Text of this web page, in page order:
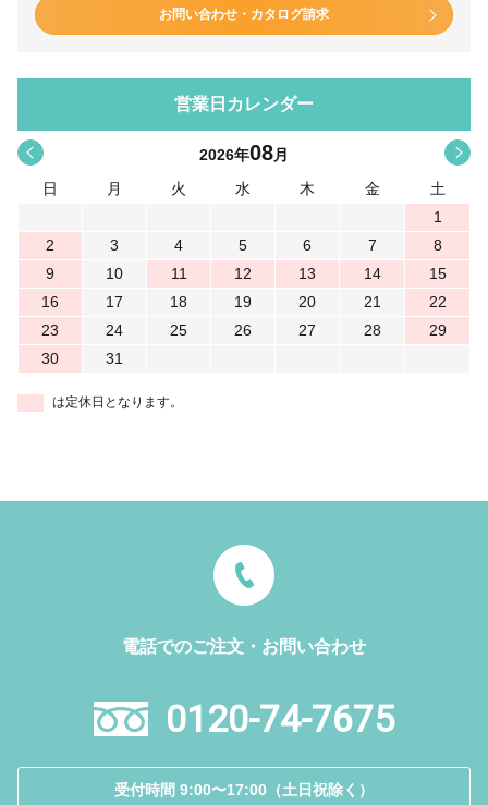
お問い合わせ・カタログ請求
営業日カレンダー
< >
2026年08月
日
月 火 水 木 金
土
1
2
3 4 5 6 7
8
9
10 11 12 13 14
15
16
17 18 19 20 21
22
23
24 25 26 27 28
29
30
31
は定休日となります。
電話でのご注文・お問い合わせ
0120-74-7675
受付時間 9:00〜17:00（土日祝除く）